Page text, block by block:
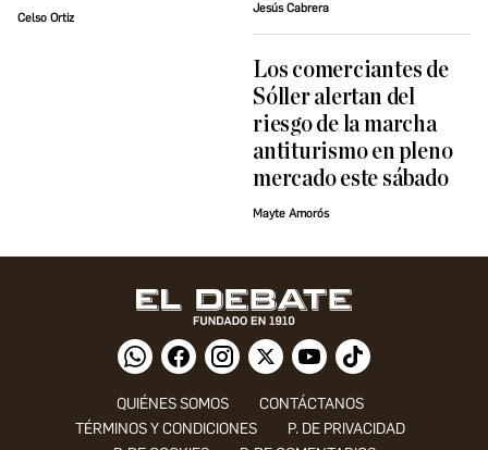
Celso Ortiz
Jesús Cabrera
Los comerciantes de
Sóller alertan del
riesgo de la marcha
antiturismo en pleno
mercado este sábado
Mayte Amorós
QUIÉNES SOMOS
CONTÁCTANOS
TÉRMINOS Y CONDICIONES
P. DE PRIVACIDAD